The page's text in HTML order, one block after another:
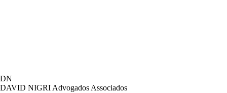
DN
DAVID NIGRI Advogados Associados
Online agora